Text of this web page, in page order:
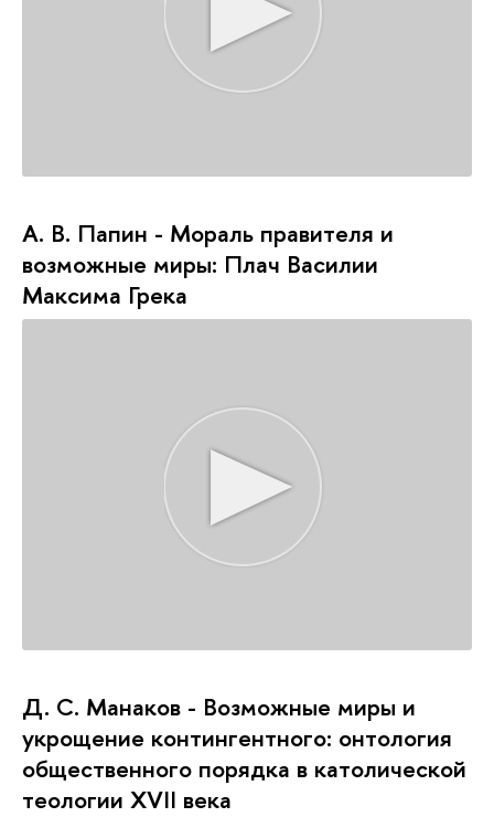
А. В. Папин - Мораль правителя и
возможные миры: Плач Василии
Максима Грека
Д. С. Манаков - Возможные миры и
укрощение контингентного: онтология
общественного порядка в католической
теологии XVII века